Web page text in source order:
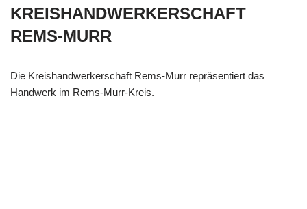
KREISHANDWERKERSCHAFT
REMS-MURR
Die Kreishandwerkerschaft Rems-Murr repräsentiert das
Handwerk im Rems-Murr-Kreis.